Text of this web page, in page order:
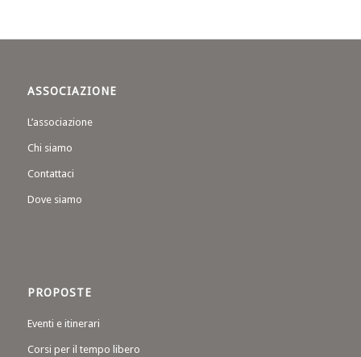
ASSOCIAZIONE
L’associazione
Chi siamo
Contattaci
Dove siamo
PROPOSTE
Eventi e itinerari
Corsi per il tempo libero